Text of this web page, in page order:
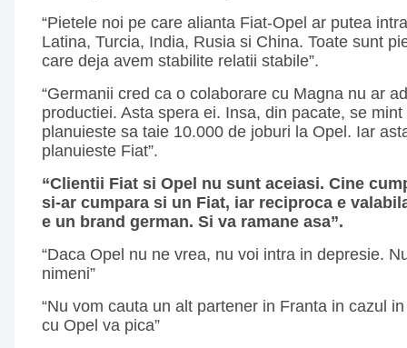
“Pietele noi pe care alianta Fiat-Opel ar putea
Latina, Turcia, India, Rusia si China. Toate sunt
care deja avem stabilite relatii stabile”.
“Germanii cred ca o colaborare cu Magna nu ar
productiei. Asta spera ei. Insa, din pacate, se
planuieste sa taie 10.000 de joburi la Opel. Iar
planuieste Fiat”.
“Clientii Fiat si Opel nu sunt aceiasi. Cine
si-ar cumpara si un Fiat, iar reciproca e
e un brand german. Si va ramane asa”.
“Daca Opel nu ne vrea, nu voi intra in depresie.
nimeni”
“Nu vom cauta un alt partener in Franta in cazul
cu Opel va pica”